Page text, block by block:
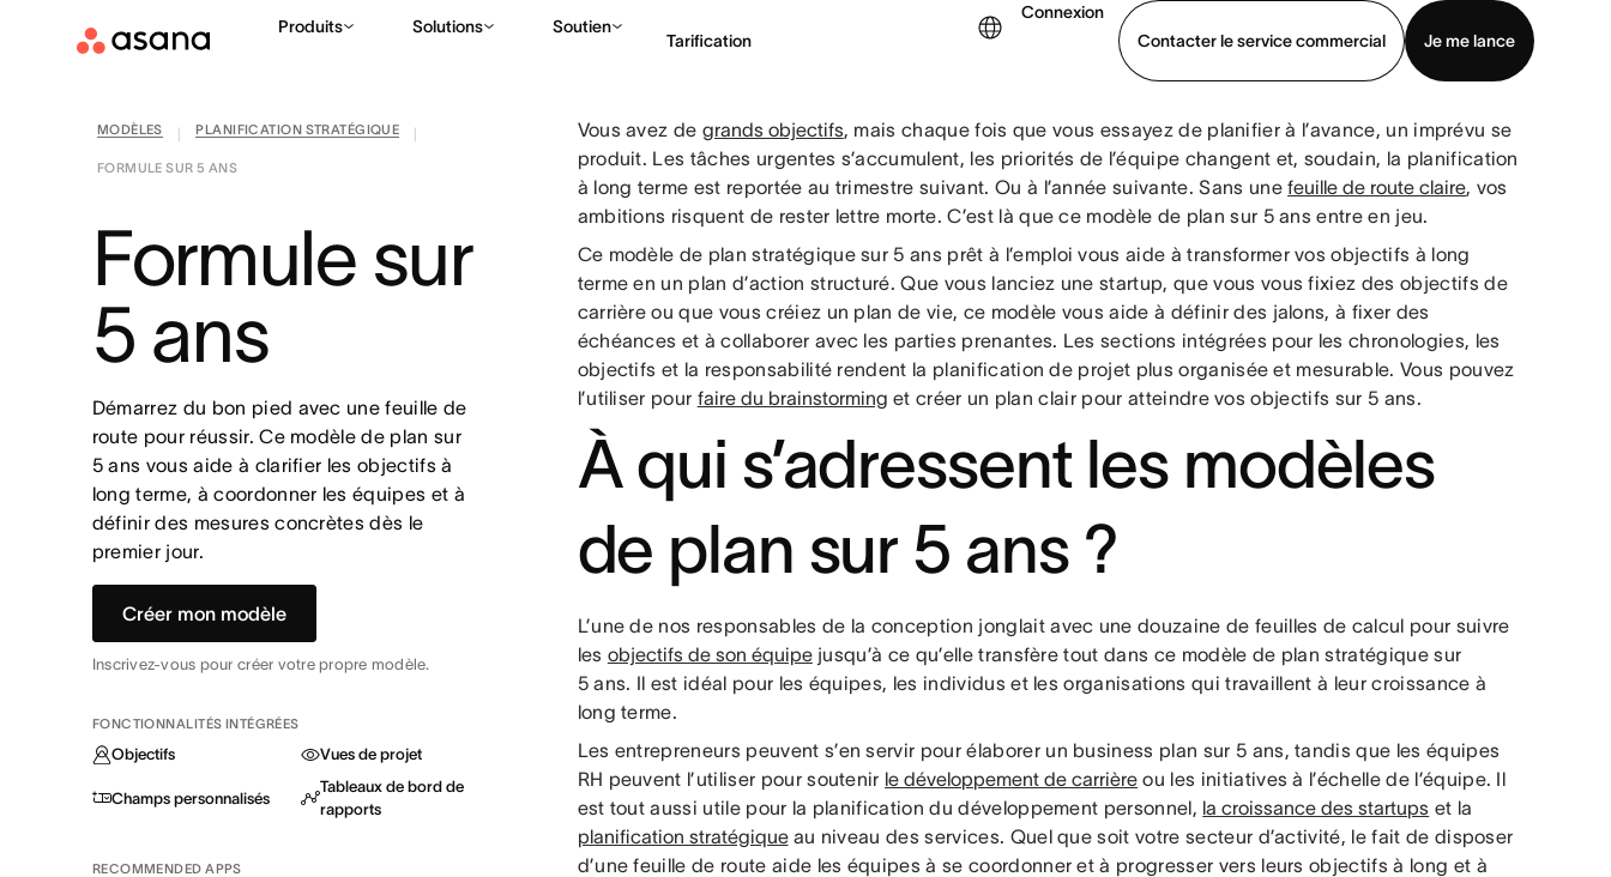
Produits Solutions Soutien
Tarification
Connexion
Contacter le service commercial
Je me lance
Contacter le service commercial Voir une démo Télécharger l’application
MODÈLES PLANIFICATION STRATÉGIQUE
FORMULE SUR 5 ANS
Formule sur
5 ans
Démarrez du bon pied avec une feuille de
route pour réussir. Ce modèle de plan sur
5 ans vous aide à clarifier les objectifs à
long terme, à coordonner les équipes et à
définir des mesures concrètes dès le
premier jour.
Créer mon modèle
Inscrivez-vous pour créer votre propre modèle.
FONCTIONNALITÉS INTÉGRÉES
Objectifs Vues de projet
Champs personnalisés
Tableaux de bord de
rapports
RECOMMENDED APPS
Vous avez de grands objectifs, mais chaque fois que vous essayez de planifier à l’avance, un imprévu se
produit. Les tâches urgentes s’accumulent, les priorités de l’équipe changent et, soudain, la planification
à long terme est reportée au trimestre suivant. Ou à l’année suivante. Sans unefeuille de route claire, vos
ambitions risquent de rester lettre morte. C’est là que ce modèle de plan sur 5 ans entre en jeu.
Ce modèle de plan stratégique sur 5 ans prêt à l’emploi vous aide à transformer vos objectifs à long
terme en un plan d’action structuré. Que vous lanciez une startup, que vous vous fixiez des objectifs de
carrière ou que vous créiez un plan de vie, ce modèle vous aide à définir des jalons, à fixer des
échéances et à collaborer avec les parties prenantes. Les sections intégrées pour les chronologies, les
objectifs et la responsabilité rendent la planification de projet plus organisée et mesurable. Vous pouvez
l’utiliser pour faire du brainstorming et créer un plan clair pour atteindre vos objectifs sur 5 ans.
À qui s’adressent les modèles
de plan sur 5 ans ?
L’une de nos responsables de la conception jonglait avec une douzaine de feuilles de calcul pour suivre
les objectifs de son équipejusqu’à ce qu’elle transfère tout dans ce modèle de plan stratégique sur
5 ans. Il est idéal pour les équipes, les individus et les organisations qui travaillent à leur croissance à
long terme.
Les entrepreneurs peuvent s’en servir pour élaborer un business plan sur 5 ans, tandis que les équipes
RH peuvent l’utiliser pour soutenir le développement de carrière ou les initiatives à l’échelle de l’équipe. Il
est tout aussi utile pour la planification du développement personnel, la croissance des startups et la
planification stratégiqueau niveau des services. Quel que soit votre secteur d’activité, le fait de disposer
d’une feuille de route aide les équipes à se coordonner et à progresser vers leurs objectifs à long et à